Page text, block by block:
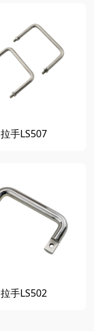
拉手LS507
拉手LS502